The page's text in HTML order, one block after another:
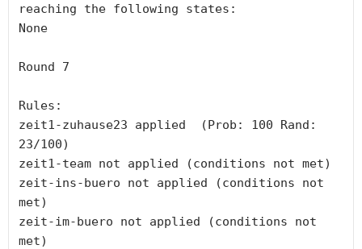
reaching the following states:
None
Round 7
Rules:
zeit1-zuhause23 applied  (Prob: 100 Rand:
23/100)
zeit1-team not applied (conditions not met)
zeit-ins-buero not applied (conditions not
met)
zeit-im-buero not applied (conditions not
met)